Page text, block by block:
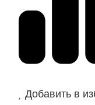
Добавить в